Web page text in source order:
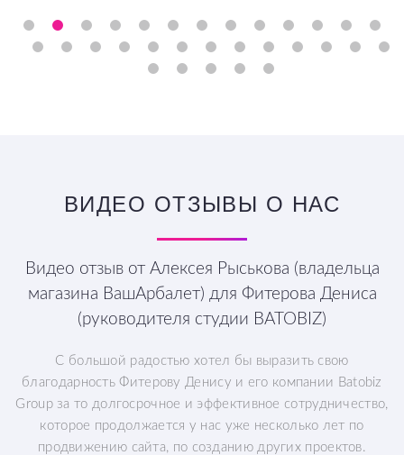
ВИДЕО ОТЗЫВЫ О НАС
Видео отзыв от Алексея Рыськова (владельца
магазина ВашАрбалет) для Фитерова Дениса
(руководителя студии BATOBIZ)
С большой радостью хотел бы выразить свою
благодарность Фитерову Денису и его компании Batobiz
Group за то долгосрочное и эффективное сотрудничество,
которое продолжается у нас уже несколько лет по
продвижению сайта, по созданию других проектов.